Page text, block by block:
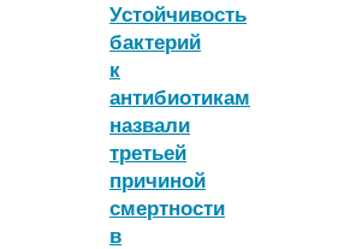
до
2030
года"
Устойчивость
бактерий
к
антибиотикам
назвали
третьей
причиной
смертности
в